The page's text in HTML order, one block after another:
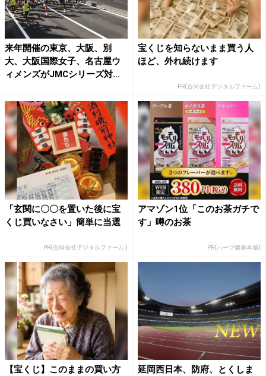
来年開催の東京、大阪、別
大、大阪国際女子、名古屋ウ
ィメンズがJMCシリーズ対象
宝くじを知らないまま買う人
ほど、外れ続けます
PR(合同会社デジタルファーム)
「玄関に〇〇を置いた後に宝
くじ買いなさい」簡単に当選
PR(合同会社デジタルファーム )
アマゾン1位「このお茶ガチで
す」噂のお茶
PR(ハーブ健康本舗)
【宝くじ】このままの買い方
延岡西日本、防府、とくしま